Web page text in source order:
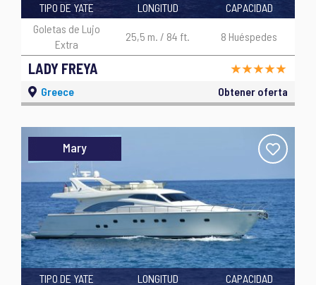
LADY FREYA
TIPO DE YATE
Goletas de Lujo
Extra
LONGITUD
25,5 m. / 84 ft.
CAPACIDAD
8 Huéspedes
Greece Obtener oferta
Mary
TIPO DE YATE LONGITUD CAPACIDAD